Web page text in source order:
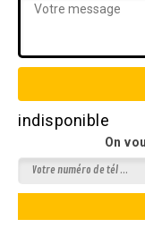
indisponible
On